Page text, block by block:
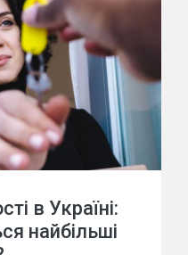
в Україні:
найбільші